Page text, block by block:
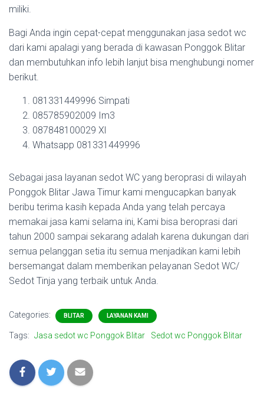
miliki.
Bagi Anda ingin cepat-cepat menggunakan jasa sedot wc
dari kami apalagi yang berada di kawasan Ponggok Blitar
dan membutuhkan info lebih lanjut bisa menghubungi nomer
berikut.
081331449996 Simpati
085785902009 Im3
087848100029 Xl
Whatsapp 081331449996
Sebagai jasa layanan sedot WC yang beroprasi di wilayah
Ponggok Blitar Jawa Timur kami mengucapkan banyak
beribu terima kasih kepada Anda yang telah percaya
memakai jasa kami selama ini, Kami bisa beroprasi dari
tahun 2000 sampai sekarang adalah karena dukungan dari
semua pelanggan setia itu semua menjadikan kami lebih
bersemangat dalam memberikan pelayanan Sedot WC/
Sedot Tinja yang terbaik untuk Anda.
Categories: BLITAR LAYANAN KAMI
Tags: Jasa sedot wc Ponggok Blitar Sedot wc Ponggok Blitar